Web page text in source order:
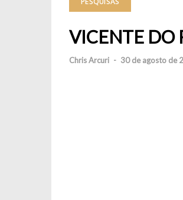
VICENTE DO
Chris Arcuri - 30 de agosto de